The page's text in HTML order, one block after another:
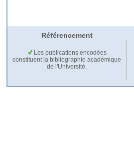
Référencement
Les publications encodées
constituent la bibliographie académique
de l'Université.